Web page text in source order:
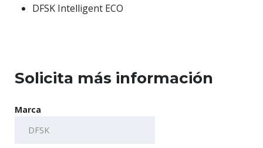
DFSK Intelligent ECO
Solicita más información
Marca